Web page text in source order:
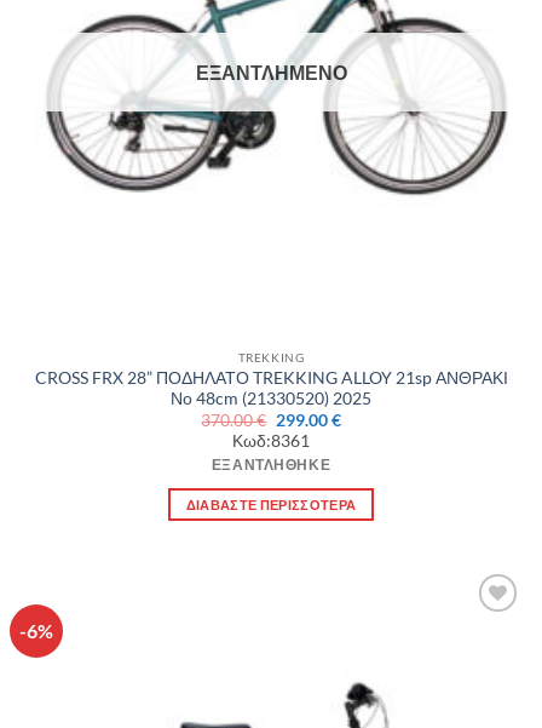
ΕΞΑΝΤΛΗΜΈΝΟ
TREKKING
CROSS FRX 28” ΠΟΔΗΛΑΤΟ TREKKING ALLOY 21sp ΑΝΘΡΑΚΙ
Νο 48cm (21330520) 2025
370.00€ Original
price
was:
370.00 €.
299.00€Η
Κωδ:8361
ΕΞΑΝΤΛΉΘΗΚΕ
ΔΙΑΒΆΣΤΕ ΠΕΡΙΣΣΌΤΕΡΑ
-6%